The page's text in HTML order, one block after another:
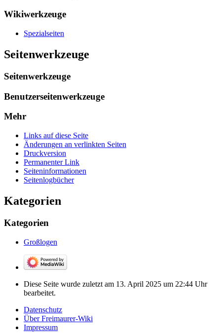
Wikiwerkzeuge
Spezialseiten
Seitenwerkzeuge
Seitenwerkzeuge
Benutzerseitenwerkzeuge
Mehr
Links auf diese Seite
Änderungen an verlinkten Seiten
Druckversion
Permanenter Link
Seiten­­informationen
Seitenlogbücher
Kategorien
Kategorien
Großlogen
Diese Seite wurde zuletzt am 13. April 2025 um 22:44 Uhr
bearbeitet.
Datenschutz
Über Freimaurer-Wiki
Impressum